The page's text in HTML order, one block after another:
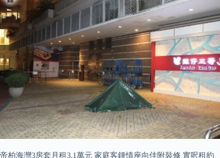
帝柏海灣3房套月租3.1萬元 家庭客鍾情座向佳附裝修 實呎租約